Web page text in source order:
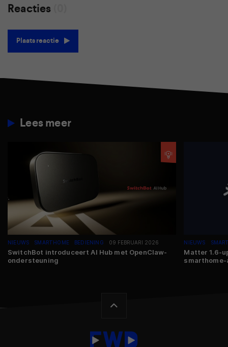
Reacties
Plaats reactie
Lees meer
NIEUWS SMARTHOME BEDIENING 09 FEBRUARI 2026
SwitchBot introduceert AI Hub met OpenClaw-
ondersteuning
NIEUWS
Matter 1.6-